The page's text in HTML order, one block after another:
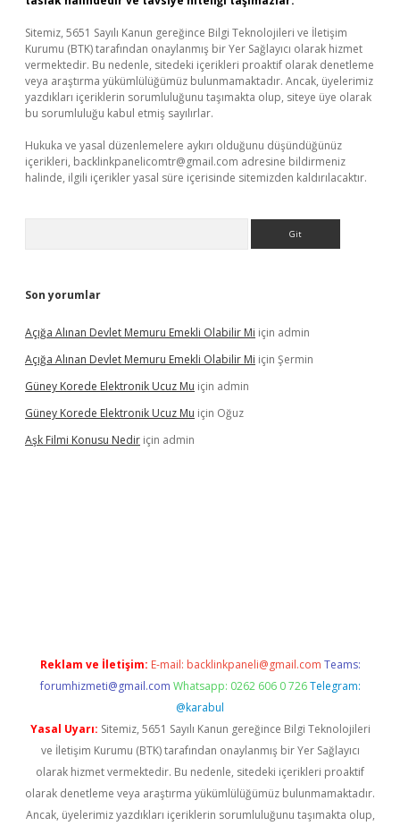
Sitemiz, 5651 Sayılı Kanun gereğince Bilgi Teknolojileri ve İletişim
Kurumu (BTK) tarafından onaylanmış bir Yer Sağlayıcı olarak hizmet
vermektedir. Bu nedenle, sitedeki içerikleri proaktif olarak denetleme
veya araştırma yükümlülüğümüz bulunmamaktadır. Ancak, üyelerimiz
yazdıkları içeriklerin sorumluluğunu taşımakta olup, siteye üye olarak
bu sorumluluğu kabul etmiş sayılırlar.
Hukuka ve yasal düzenlemelere aykırı olduğunu düşündüğünüz
içerikleri, backlinkpanelicomtr@gmail.com adresine bildirmeniz
halinde, ilgili içerikler yasal süre içerisinde sitemizden kaldırılacaktır.
Son yorumlar
Açığa Alınan Devlet Memuru Emekli Olabilir Mi için admin
Açığa Alınan Devlet Memuru Emekli Olabilir Mi için Şermin
Güney Korede Elektronik Ucuz Mu için admin
Güney Korede Elektronik Ucuz Mu için Oğuz
Aşk Filmi Konusu Nedir için admin
Reklam ve İletişim: E-mail: backlinkpaneli@gmail.com Teams:
forumhizmeti@gmail.com Whatsapp: 0262 606 0 726 Telegram:
@karabul
Yasal Uyarı: Sitemiz, 5651 Sayılı Kanun gereğince Bilgi Teknolojileri
ve İletişim Kurumu (BTK) tarafından onaylanmış bir Yer Sağlayıcı
olarak hizmet vermektedir. Bu nedenle, sitedeki içerikleri proaktif
olarak denetleme veya araştırma yükümlülüğümüz bulunmamaktadır.
Ancak, üyelerimiz yazdıkları içeriklerin sorumluluğunu taşımakta olup,